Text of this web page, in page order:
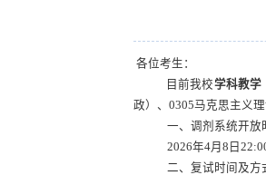
各位考生：
目前我校学科教学
政）、0305马克思主义
一、调剂系统开放
2026年4月8日
二、复试时间及方